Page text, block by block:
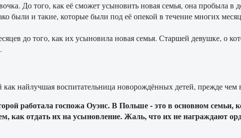
До того, как её сможет усыновить новая семья, она пробыла
были и такие, которые были под её опекой в ​​течение многих
до того, как их усыновила новая семья. Старшей девушке, о
найлучшая воспитательница новорождённых детей, прежде
работала госпожа Оуэнс. В Польше - это в основном семьи,
как отдать их на усыновление. Жаль, что их не награждают